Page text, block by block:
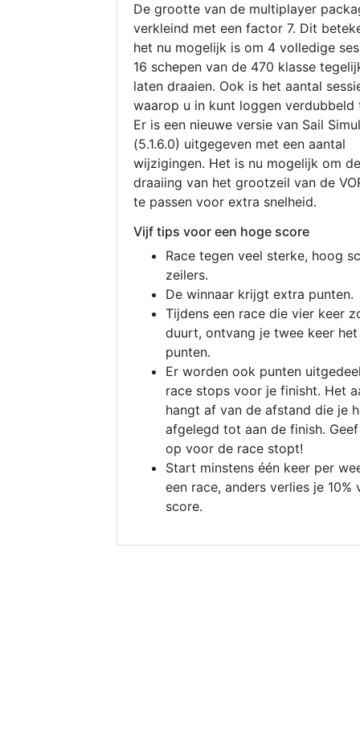
De grootte van de multiplayer
verkleind met een factor 7. Dit
het nu mogelijk is om 4 volledige
16 schepen van de 470 klasse
laten draaien. Ook is het aantal
waarop u in kunt loggen verdubbeld
Er is een nieuwe versie van Sail
(5.1.6.0) uitgegeven met een aantal
wijzigingen. Het is nu mogelijk om de
draaiing van het grootzeil van de
te passen voor extra snelheid.
Vijf tips voor een hoge score
Race tegen veel sterke, hoog
zeilers.
De winnaar krijgt extra punten.
Tijdens een race die vier keer
duurt, ontvang je twee keer
punten.
Er worden ook punten
race stops voor je finisht. Het
hangt af van de afstand die je
afgelegd tot aan de finish.
op voor de race stopt!
Start minstens één keer per
een race, anders verlies je 10%
score.